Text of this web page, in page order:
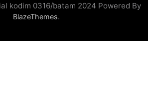
kodim 0316/batam 2024 Powered By
BlazeThemes.